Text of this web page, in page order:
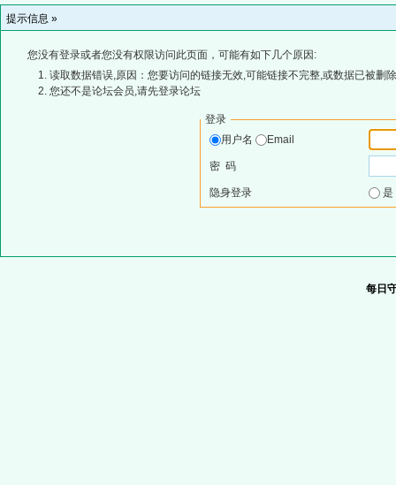
提示信息 »
您没有登录或者您没有权限访问此页面，可能有如下几个原因:
读取数据错误,原因：您要访问的链接无效,可能链接不完整,或数据已被删
您还不是论坛会员,请先登录论坛
登录
用户名
Email
密 码
隐身登录
每日